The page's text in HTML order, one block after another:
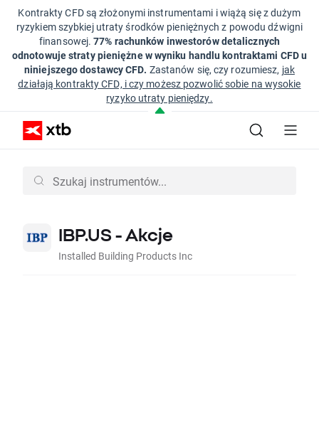
Kontrakty CFD są złożonymi instrumentami i wiążą się z dużym
ryzykiem szybkiej utraty środków pieniężnych z powodu dźwigni
finansowej.77% rachunków inwestorów detalicznych
odnotowuje straty pieniężne w wyniku handlu kontraktami CFD u
niniejszego dostawcy CFD. Zastanów się, czy rozumiesz, jak
działają kontrakty CFD, i czy możesz pozwolić sobie na wysokie
ryzyko utraty pieniędzy.
IBP.US - Akcje
Installed Building Products Inc